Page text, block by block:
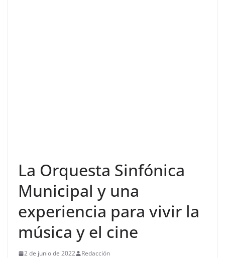
La Orquesta Sinfónica
Municipal y una
experiencia para vivir la
música y el cine
2 de junio de 2022 Redacción